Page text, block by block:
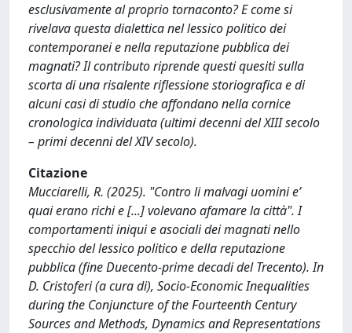
esclusivamente al proprio tornaconto? E come si
rivelava questa dialettica nel lessico politico dei
contemporanei e nella reputazione pubblica dei
magnati? Il contributo riprende questi quesiti sulla
scorta di una risalente riflessione storiografica e di
alcuni casi di studio che affondano nella cornice
cronologica individuata (ultimi decenni del XIII secolo
– primi decenni del XIV secolo).
Citazione
Mucciarelli, R. (2025). "Contro li malvagi uomini e’
quai erano richi e [...] volevano afamare la città". I
comportamenti iniqui e asociali dei magnati nello
specchio del lessico politico e della reputazione
pubblica (fine Duecento-prime decadi del Trecento). In
D. Cristoferi (a cura di), Socio-Economic Inequalities
during the Conjuncture of the Fourteenth Century
Sources and Methods, Dynamics and Representations